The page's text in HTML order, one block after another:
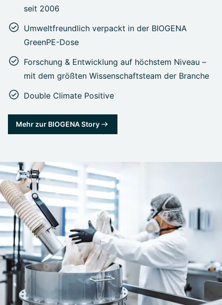
seit 2006
Umweltfreundlich verpackt in der BIOGENA
GreenPE-Dose
Forschung & Entwicklung auf höchstem Niveau –
mit dem größten Wissenschaftsteam der Branche
Double Climate Positive
Mehr zur BIOGENA Story